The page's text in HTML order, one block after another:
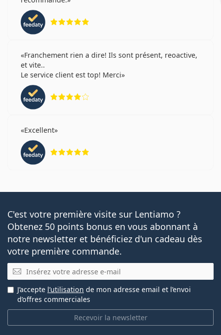
Franchement rien a dire! Ils sont présent, reoactive,
et vite..
Le service client est top! Merci
Excellent
C'est votre première visite sur Lentiamo ?
Obtenez 50 points bonus en vous abonnant à
notre newsletter et bénéficiez d'un cadeau dès
votre première commande.
E-mail
Recevoir la newsletter
J’accepte l’utilisation de mon adresse email et l’envoi
d’offres commerciales